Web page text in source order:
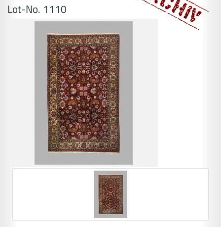
Lot-No. 1110